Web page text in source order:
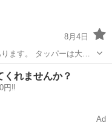
8月4日
ます。 タッパーは大き
くれませんか？
円‼️
Ad